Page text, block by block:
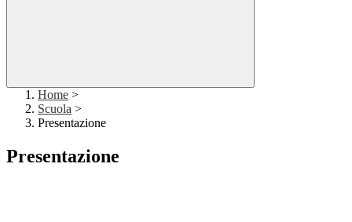
Home >
Scuola >
Presentazione
Presentazione